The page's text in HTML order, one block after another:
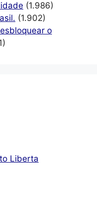
(1.986)
(1.902)
o
Liberta